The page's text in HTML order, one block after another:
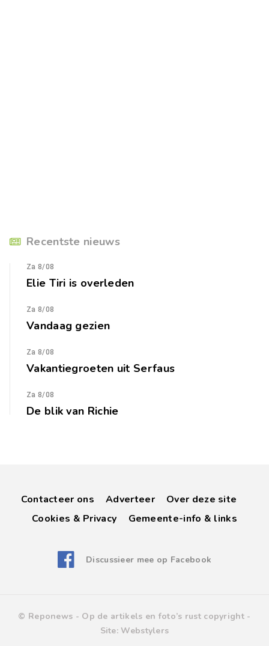
Recentste nieuws
Za 8/08
Elie Tiri is overleden
Za 8/08
Vandaag gezien
Za 8/08
Vakantiegroeten uit Serfaus
Za 8/08
De blik van Richie
Contacteer ons Adverteer
Over deze site
Cookies & Privacy
Gemeente-info & links
Discussieer mee op Facebook
© Reponews - Op de artikels en foto’s rust copyright -
Site: Webstylers